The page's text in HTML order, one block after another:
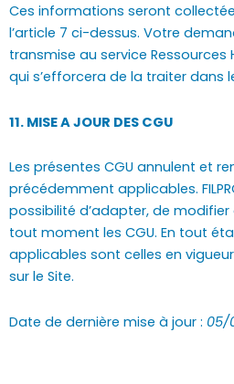
Ces informations seront
l’article 7 ci-dessus. Votre
transmise au service Ressources
qui s’efforcera de la traiter dans
11. MISE A JOUR DES CGU
Les présentes CGU annulent et
précédemment applicables.
possibilité d’adapter, de
tout moment les CGU. En tout
applicables sont celles en
sur le Site.
Date de dernière mise à jour : 05/